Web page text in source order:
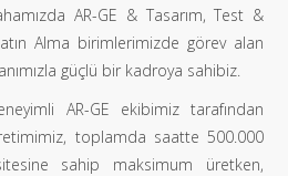
AR-GE & Tasarım, Test &
Alma birimlerimizde görev alan
güçlü bir kadroya sahibiz.
AR-GE ekibimiz tarafından
toplamda saatte 500.000
sahip maksimum üretken,